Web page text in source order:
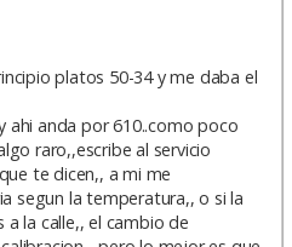
platos 50-34 y me daba el
ahi anda por 610..como poco
raro,,escribe al servicio
te dicen,, a mi me
segun la temperatura,, o si la
a la calle,, el cambio de